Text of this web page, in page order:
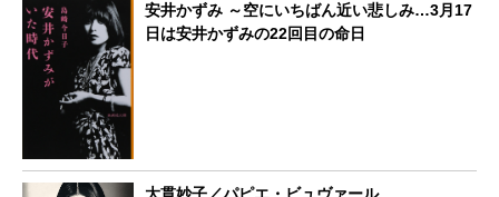
安井かずみ ～空にいちばん近い悲しみ…3月17
日は安井かずみの22回目の命日
大貫妙子／パピエ・ビュヴァール